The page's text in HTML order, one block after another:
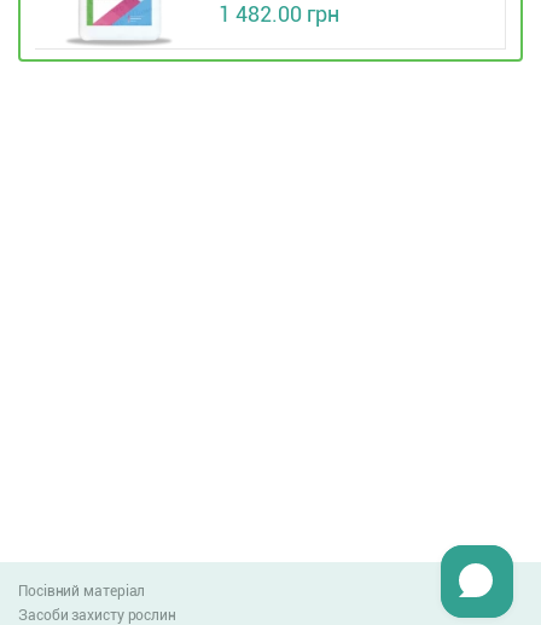
1 482.00 грн
Посівний матеріал
Засоби захисту рослин